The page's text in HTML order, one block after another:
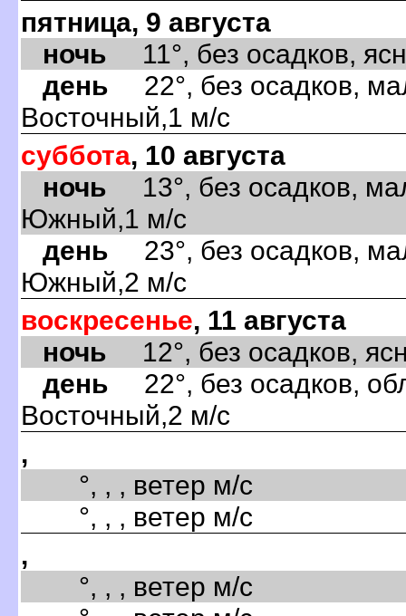
пятница, 9 августа
ночь 11°, без осадков,
день 22°, без осадков,
Восточный,1 м/с
суббота, 10 августа
ночь 13°, без осадков,
Южный,1 м/с
день 23°, без осадков,
Южный,2 м/с
воскресенье, 11 августа
ночь 12°, без осадков,
день 22°, без осадков,
Восточный,2 м/с
,
°, , , ветер м/с
°, , , ветер м/с
,
°, , , ветер м/с